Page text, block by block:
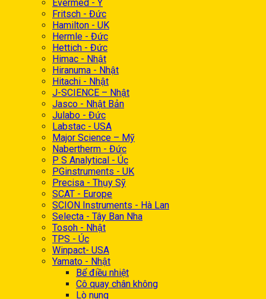
Evermed - Ý
Fritsch - Đức
Hamilton - UK
Hermle - Đức
Hettich - Đức
Himac - Nhật
Hiranuma - Nhật
Hitachi - Nhật
J-SCIENCE – Nhật
Jasco - Nhật Bản
Julabo - Đức
Labstac - USA
Major Science – Mỹ
Nabertherm - Đức
P S Analytical - Úc
PGinstruments - UK
Precisa - Thụy Sỹ
SCAT - Europe
SCION Instruments - Hà Lan
Selecta - Tây Ban Nha
Tosoh - Nhật
TPS - Úc
Winpact- USA
Yamato - Nhật
Bể điều nhiệt
Cô quay chân không
Lò nung